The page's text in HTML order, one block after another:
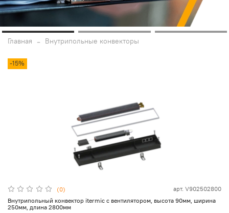
Главная Внутрипольные конвекторы
-15%
(0) арт. V902502800
Внутрипольный конвектор itermic с вентилятором, высота 90мм, ширина
250мм, длина 2800мм